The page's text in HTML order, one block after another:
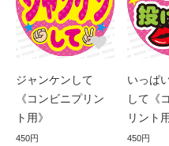
ジャンケンして
《コンビニプリン
ト用》
450円
いっぱ
して《
リント用
450円